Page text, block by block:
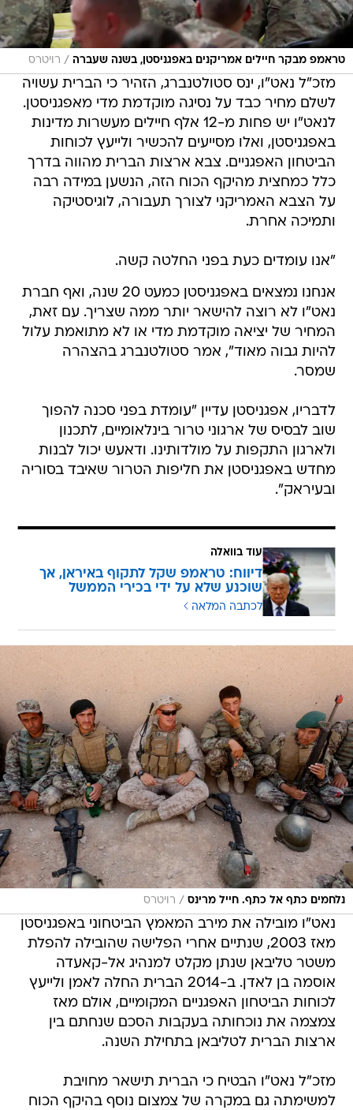
טראמפ מבקר חיילים אמריקנים באפגניסטן, בשנה שעברה / רויטרס
מזכ"ל נאט"ו, ינס סטולטנברג, הזהיר כי הברית עשויה
לשלם מחיר כבד על נסיגה מוקדמת מדי מאפגניסטן.
לנאט"ו יש פחות מ-12 אלף חיילים מעשרות מדינות
באפגניסטן, ואלו מסייעים להכשיר ולייעץ לכוחות
הביטחון האפגניים. צבא ארצות הברית מהווה בדרך
כלל כמחצית מהיקף הכוח הזה, הנשען במידה רבה
על הצבא האמריקני לצורך תעבורה, לוגיסטיקה
ותמיכה אחרת.
"אנו עומדים כעת בפני החלטה קשה.
אנחנו נמצאים באפגניסטן כמעט 20 שנה, ואף חברת
נאט"ו לא רוצה להישאר יותר ממה שצריך. עם זאת,
המחיר של יציאה מוקדמת מדי או לא מתואמת עלול
להיות גבוה מאוד", אמר סטולטנברג בהצהרה
שמסר.
לדבריו, אפגניסטן עדיין "עומדת בפני סכנה להפוך
שוב לבסיס של ארגוני טרור בינלאומיים, לתכנון
ולארגון התקפות על מולדותינו. ודאעש יכול לבנות
מחדש באפגניסטן את חליפות הטרור שאיבד בסוריה
ובעיראק".
עוד בוואלה
דיווח: טראמפ שקל לתקוף באיראן, אך
שוכנע שלא על ידי בכירי הממשל
לכתבה המלאה
נלחמים כתף אל כתף. חייל מרינס / רויטרס
נאט"ו מובילה את מירב המאמץ הביטחוני באפגניסטן
מאז 2003, שנתיים אחרי הפלישה שהובילה להפלת
משטר טליבאן שנתן מקלט למנהיג אל-קאעדה
אוסמה בן לאדן. ב-2014 הברית החלה לאמן ולייעץ
לכוחות הביטחון האפגניים המקומיים, אולם מאז
צמצמה את נוכחותה בעקבות הסכם שנחתם בין
ארצות הברית לטליבאן בתחילת השנה.
מזכ"ל נאט"ו הבטיח כי הברית תישאר מחויבת
למשימתה גם במקרה של צמצום נוסף בהיקף הכוח